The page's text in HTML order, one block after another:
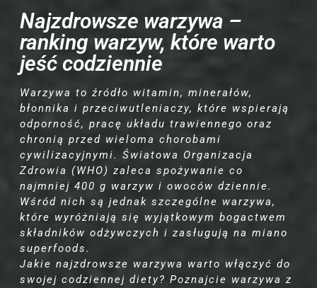
Najzdrowsze warzywa –
ranking warzyw, które warto
jeść codziennie
Warzywa to źródło witamin, minerałów,
błonnika i przeciwutleniaczy, które wspierają
odporność, pracę układu trawiennego oraz
chronią przed wieloma chorobami
cywilizacyjnymi. Światowa Organizacja
Zdrowia (WHO) zaleca spożywanie co
najmniej 400 g warzyw i owoców dziennie.
Wśród nich są jednak szczególne warzywa,
które wyróżniają się wyjątkowym bogactwem
składników odżywczych i zasługują na miano
superfoods.
Jakie najzdrowsze warzywa warto włączyć do
swojej codziennej diety? Poznajcie warzywa z